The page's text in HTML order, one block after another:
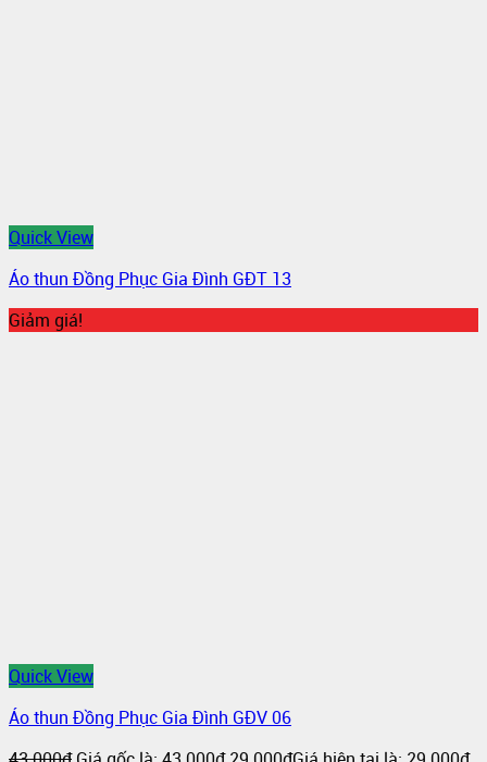
Quick View
Áo thun Đồng Phục Gia Đình GĐT 13
Giảm giá!
Quick View
Áo thun Đồng Phục Gia Đình GĐV 06